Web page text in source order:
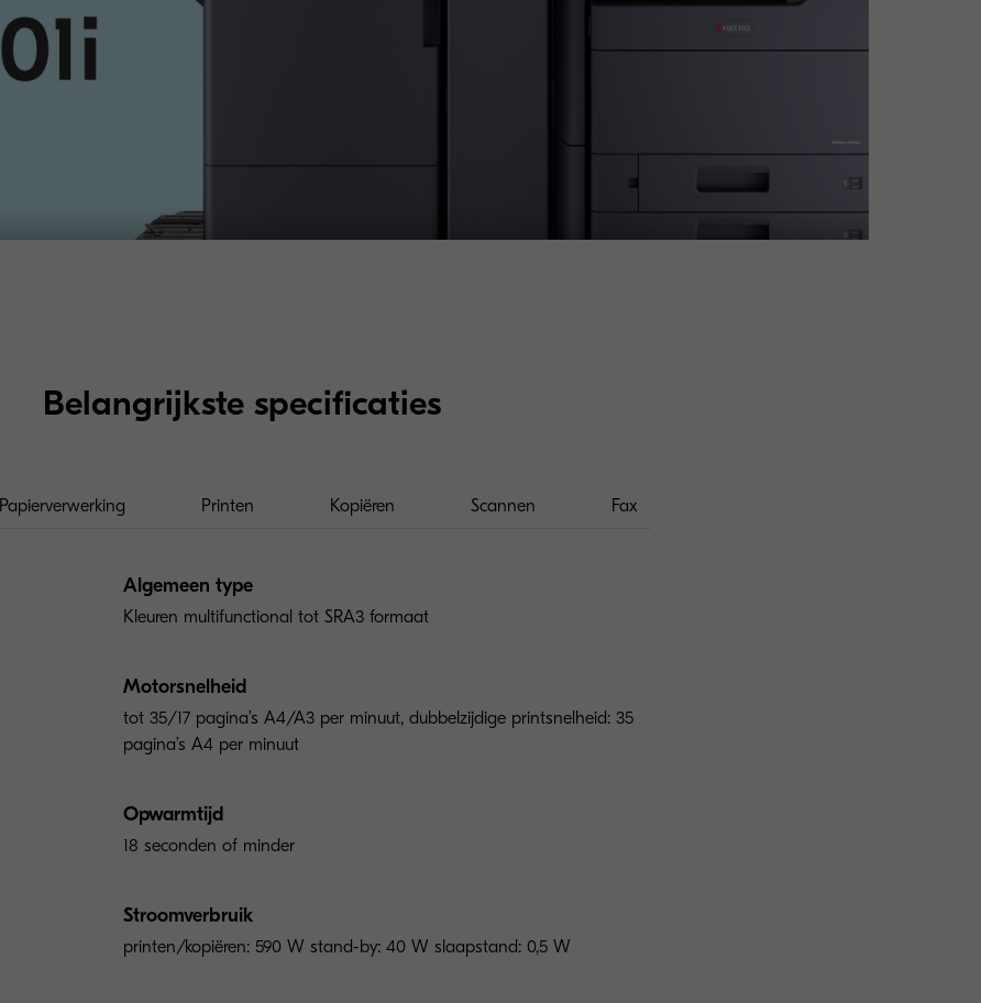
Belangrijkste specificaties
Papierverwerking Printen Kopiëren Scannen Fax
Algemeen type
Kleuren multifunctional tot SRA3 formaat
Motorsnelheid
tot 35/17 pagina’s A4/A3 per minuut, dubbelzijdige printsnelheid: 35
pagina’s A4 per minuut
Opwarmtijd
18 seconden of minder
Stroomverbruik
printen/kopiëren: 590 W stand-by: 40 W slaapstand: 0,5 W